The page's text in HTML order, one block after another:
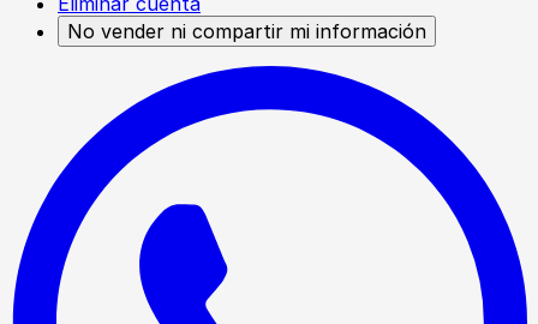
No vender ni compartir mi información